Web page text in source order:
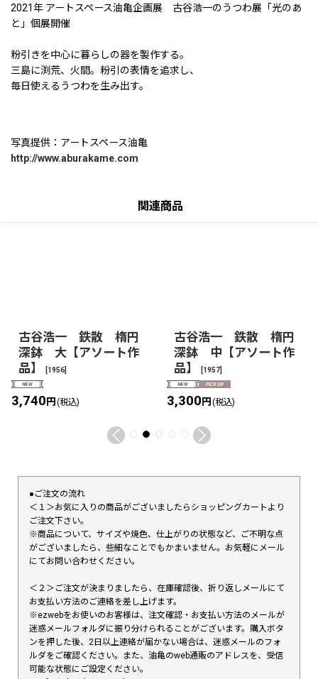
2021年 アートスペース油亀企画展 古谷浩一のうつわ展「光のあ
と」個展開催
粉引きを中心に暮らしの器を製作する。
三島に渕荒、火間。粉引の表情を追求し、
毎日使えるうつわを生み出す。
写真提供：アートスペース油亀
http://www.aburakame.com
関連商品
古谷浩一 鉄散 楕円
深鉢 大【アソート作
品】
[1956]
3,740円 (税込)
古谷浩一 鉄散 楕円
深鉢 中【アソート作
品】
[1957]
3,300円 (税込)
●ご注文の流れ
＜１＞お気に入りの商品がございましたらショッピングカートより
ご注文下さい。
※商品について、サイズや焼色、仕上がりの状態など、ご不明な点
がございましたら、些細なことでもかまいません。お気軽にメール
にてお問い合わせください。
＜２＞ご注文が決まりましたら、在庫確認後、折り返しメールにて
お支払い方法のご連絡を差し上げます。
※ezwebをお使いのお客様は、注文確認・お支払い方法のメールが
迷惑メールフォルダに振り分けられることがございます。購入ボタ
ンを押した後、2日以上連絡が届かない場合は、迷惑メールのフォ
ルダをご確認ください。また、油亀のweb通販のアドレスを、受信
可能な状態にご設定ください。